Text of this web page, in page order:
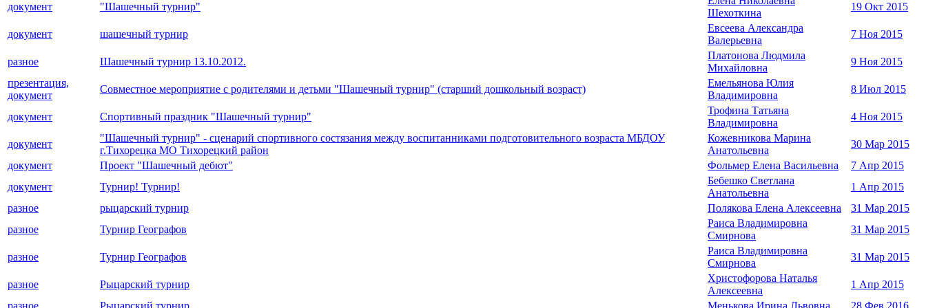
документ "Шашечный турнир"
Шехоткина
19 Окт 2015
документ шашечный турнир
Евсеева Александра
Валерьевна
7 Ноя 2015
разное Шашечный турнир 13.10.2012.
Платонова Людмила
Михайловна
9 Ноя 2015
презентация,
документ
Совместное мероприятие с родителями и детьми "Шашечный турнир" (старший дошкольный возраст)
Емельянова Юлия
Владимировна
8 Июл 2015
документ Спортивный праздник "Шашечный турнир"
Трофина Татьяна
Владимировна
4 Ноя 2015
документ
"Шашечный турнир" - сценарий спортивного состязания между воспитанниками подготовительного возраста МБДОУ
г.Тихорецка МО Тихорецкий район
Кожевникова Марина
Анатольевна
30 Мар 2015
документ
Проект "Шашечный дебют" Фольмер Елена Васильевна
7 Апр 2015
документ
Турнир! Турнир!
Бебешко Светлана
Анатольевна
1 Апр 2015
разное
рыцарский турнир Полякова Елена Алексеевна
31 Мар 2015
разное
Турнир Географов
Раиса Владимировна
Смирнова
31 Мар 2015
разное Турнир Географов
Раиса Владимировна
Смирнова
31 Мар 2015
разное Рыцарский турнир
Христофорова Наталья
Алексеевна
1 Апр 2015